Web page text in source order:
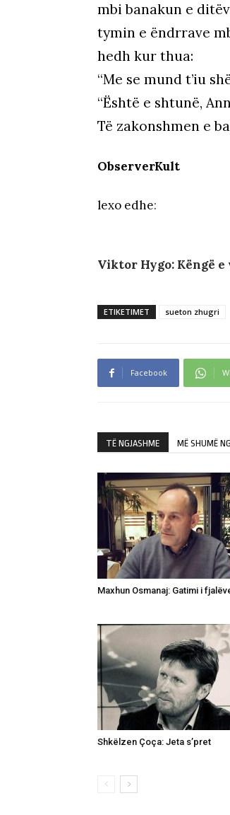
mbi banakun e
tymin e ëndrrave
hedh kur thua:
“Me se mund t’iu
“Është e shtunë,
Të zakonshmen e
ObserverKult
lexo edhe:
Viktor Hygo: Këngë
ETIKETIMET sueton zhugri
Facebook
TË NGJASHME MË SHUMË
Maxhun Osmanaj: Gatimi i
Shkëlzen Çoça: Jeta s’pret